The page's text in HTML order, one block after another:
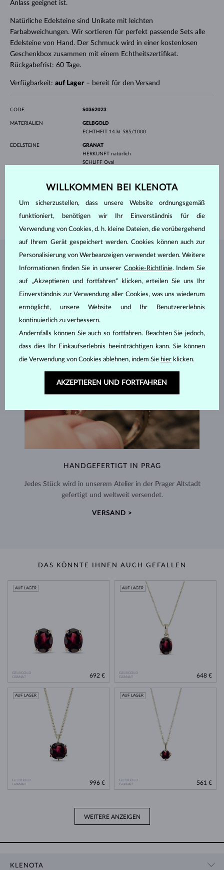
Anlass geeignet ist.
Natürliche Edelsteine sind Unikate mit leichten
Farbabweichungen. Wir sortieren für perfekt passende Sets alle
Edelsteine von Hand. Der Schmuck wird in einer kostenlosen
Geschenkbox zusammen mit einem Echtheitszertifikat.
Rückgabefrist: 60 Tage.
Verfügbarkeit: auf Lager– bereit für den Versand
CODE S0362023
MATERIALIEN
GELBGOLD
ECHTHEIT 14 kt 585/1000
EDELSTEINE
GRANAT
HERKUNFT natürlich
SCHLIFF Oval
GEWICHT 2.850 ct
LÄNGE 420 mm
GEWICHT 2.70 g
SCHMUCK AUS DEM
HANDGEFERTIGT IN PRAG
Jedes Stück wird in unserem Atelier in der Prager Altstadt
gefertigt und weltweit versendet.
VERSAND >
DAS KÖNNTE IHNEN AUCH GEFALLEN
GELBGOLD
GRANAT
AUF LAGER
692 €
GELBGOLD
GRANAT
AUF LAGER
648 €
GELBGOLD
GRANAT
AUF LAGER
996 €
GELBGOLD
GRANAT
AUF LAGER
561 €
WEITERE ANZEIGEN
KLENOTA
WILLKOMMEN BEI KLENOTA
Um sicherzustellen, dass unsere Website ordnungsgemäß
funktioniert, benötigen wir Ihr Einverständnis für die
Verwendung von Cookies, d. h. kleine Dateien, die vorübergehend
auf Ihrem Gerät gespeichert werden. Cookies können auch zur
Personalisierung von Werbeanzeigen verwendet werden. Weitere
Informationen finden Sie in unserer Cookie-Richtlinie. Indem Sie
auf „Akzeptieren und fortfahren“ klicken, erteilen Sie uns Ihr
Einverständnis zur Verwendung aller Cookies, was uns wiederum
ermöglicht, unsere Website und Ihr Benutzererlebnis
kontinuierlich zu verbessern.
Andernfalls können Sie auch so fortfahren. Beachten Sie jedoch,
dass dies Ihr Einkaufserlebnis beeinträchtigen kann. Sie können
die Verwendung von Cookies ablehnen, indem Sie hier klicken.
AKZEPTIEREN UND FORTFAHREN